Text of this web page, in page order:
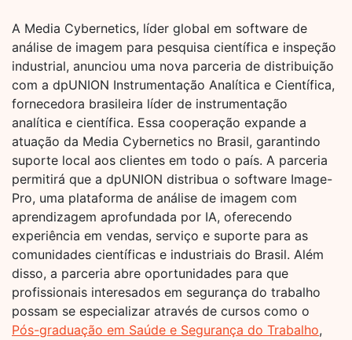
A Media Cybernetics, líder global em software de
análise de imagem para pesquisa científica e inspeção
industrial, anunciou uma nova parceria de distribuição
com a dpUNION Instrumentação Analítica e Científica,
fornecedora brasileira líder de instrumentação
analítica e científica. Essa cooperação expande a
atuação da Media Cybernetics no Brasil, garantindo
suporte local aos clientes em todo o país. A parceria
permitirá que a dpUNION distribua o software Image-
Pro, uma plataforma de análise de imagem com
aprendizagem aprofundada por IA, oferecendo
experiência em vendas, serviço e suporte para as
comunidades científicas e industriais do Brasil. Além
disso, a parceria abre oportunidades para que
profissionais interesados em segurança do trabalho
possam se especializar através de cursos como o
Pós-graduação em Saúde e Segurança do Trabalho,